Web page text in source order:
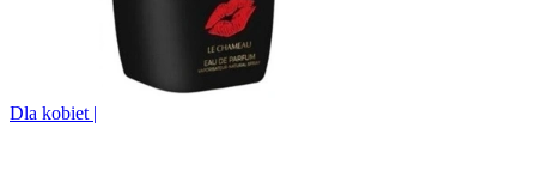
Dla kobiet |